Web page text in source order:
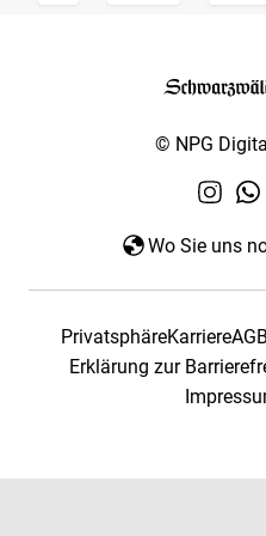
© NPG
Wo Sie uns
PrivatsphäreKarriereAGB
Erklärung zur